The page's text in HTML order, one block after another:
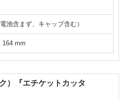
池含まず、キャップ含む）
164 mm
）『エチケットカッタ